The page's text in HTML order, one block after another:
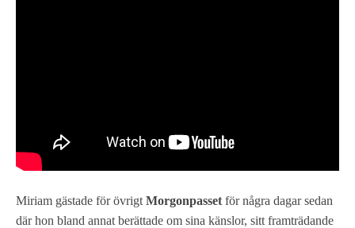
Miriam gästade för övrigt Morgonpasset för några dagar sedan
där hon bland annat berättade om sina känslor, sitt framträdande